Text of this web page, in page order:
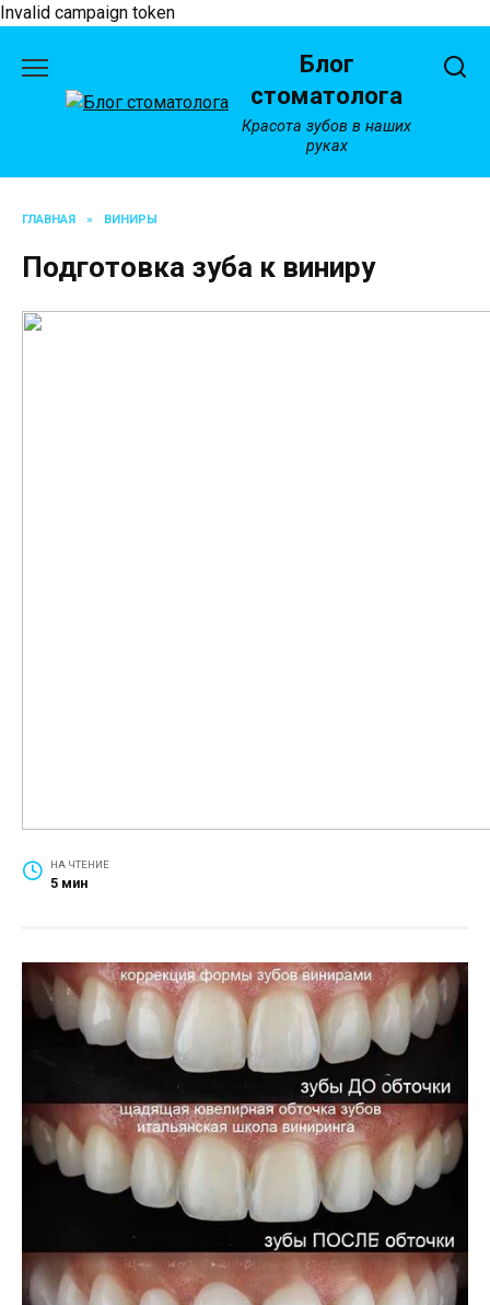
Invalid campaign token
содержанию
Блог
стоматолога
Красота зубов в наших
руках
ГЛАВНАЯ » ВИНИРЫ
Подготовка зуба к виниру
НА ЧТЕНИЕ
5 мин